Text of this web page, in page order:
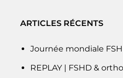
ARTICLES RÉCENTS
Journée mondiale
REPLAY | FSHD &